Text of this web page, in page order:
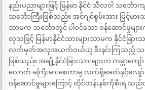
နည်းပညာများဖြင့် မြန်မာ နိုင်ငံ သီလဝါ သင်္ဘ
သင်္ဘောကြီးဖြစ်သည်။ အင်ဂျင်စွမ်းအား မြင့်မား
သာမက သင်္ဘောတွင် ပါဝင်သော ဝန်ဆောင်မှုမျ
လှသဖြင့် မြန်မာနိုင်ငံသားများသာမက နိုင်ငံခြားသ
လက်မှတ်အလုအယက်ဝယ်ယူ စီးနင်းကြသည့် သင်္ဘ
ဖြစ်သည်။ အချို့နိုင်ငံခြားသားများက ကမ္ဘာကျ
လောက် မကြီးမားစေကာမူ လက်ရှိခေတ်နှင့်လျ
ဝန်ဆောင်မှုများကြောင့် တိုင်တန်းနစ်ကိုစီးရ သ